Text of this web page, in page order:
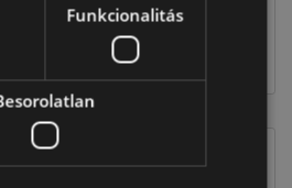
címke adatok tájékoztató
Funkcionalitás